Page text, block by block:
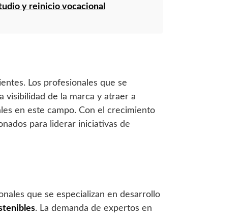
y reinicio vocacional
Los profesionales que se
visibilidad de la marca y atraer a
en este campo. Con el crecimiento
para liderar iniciativas de
que se especializan en desarrollo
. La demanda de expertos en